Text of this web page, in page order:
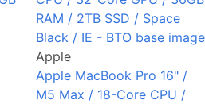
Apple
Apple MacBook Pro 16" /
M5 Max / 18-Core CPU /